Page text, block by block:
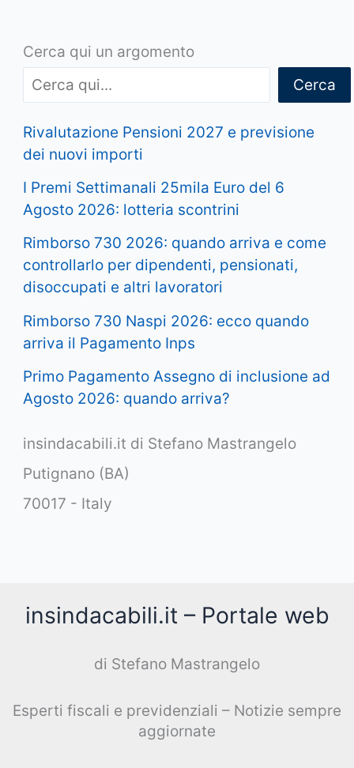
Cerca qui un argomento
Cerca
Rivalutazione Pensioni 2027 e previsione
dei nuovi importi
I Premi Settimanali 25mila Euro del 6
Agosto 2026: lotteria scontrini
Rimborso 730 2026: quando arriva e come
controllarlo per dipendenti, pensionati,
disoccupati e altri lavoratori
Rimborso 730 Naspi 2026: ecco quando
arriva il Pagamento Inps
Primo Pagamento Assegno di inclusione ad
Agosto 2026: quando arriva?
insindacabili.it di Stefano Mastrangelo
Putignano (BA)
70017 - Italy
insindacabili.it – Portale web
di Stefano Mastrangelo
Esperti fiscali e previdenziali – Notizie sempre
aggiornate